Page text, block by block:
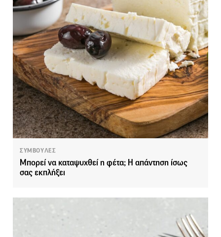
ΣΥΜΒΟΥΛΕΣ
Μπορεί να καταψυχθεί η φέτα; Η απάντηση ίσως
σας εκπλήξει